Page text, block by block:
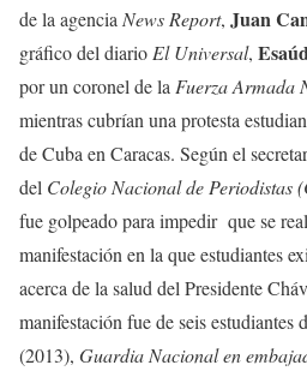
de la agencia News Report, Juan
gráfico del diario El Universal,
por un coronel de la Fuerza Armada
mientras cubrían una protesta
de Cuba en Caracas. Según el
del Colegio Nacional de Periodistas
fue golpeado para impedir que se
manifestación en la que estudiantes
acerca de la salud del Presidente
manifestación fue de seis estudiantes
(2013), Guardia Nacional en